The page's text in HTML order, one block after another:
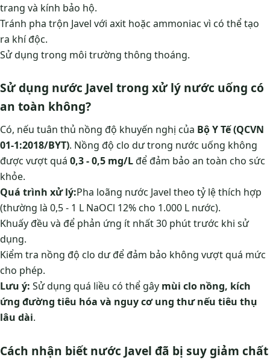
trang và kính bảo hộ.
Tránh pha trộn Javel với axit hoặc ammoniac vì có thể tạo
ra khí độc.
Sử dụng trong môi trường thông thoáng.
Sử dụng nước Javel trong xử lý nước uống có
an toàn không?
Có, nếu tuân thủ nồng độ khuyến nghị của Bộ Y Tế (QCVN
01-1:2018/BYT). Nồng độ clo dư trong nước uống không
được vượt quá 0,3 - 0,5 mg/Lđể đảm bảo an toàn cho sức
khỏe.
Quá trình xử lý:Pha loãng nước Javel theo tỷ lệ thích hợp
(thường là 0,5 - 1 L NaOCl 12% cho 1.000 L nước).
Khuấy đều và để phản ứng ít nhất 30 phút trước khi sử
dụng.
Kiểm tra nồng độ clo dư để đảm bảo không vượt quá mức
cho phép.
Lưu ý: Sử dụng quá liều có thể gây mùi clo nồng, kích
ứng đường tiêu hóa và nguy cơ ung thư nếu tiêu thụ
lâu dài.
Cách nhận biết nước Javel đã bị suy giảm chất